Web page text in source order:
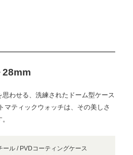
28mm
わせる、洗練されたドーム型ケース
マティックウォッチは、その美しさ
ル / PVDコーティングケース